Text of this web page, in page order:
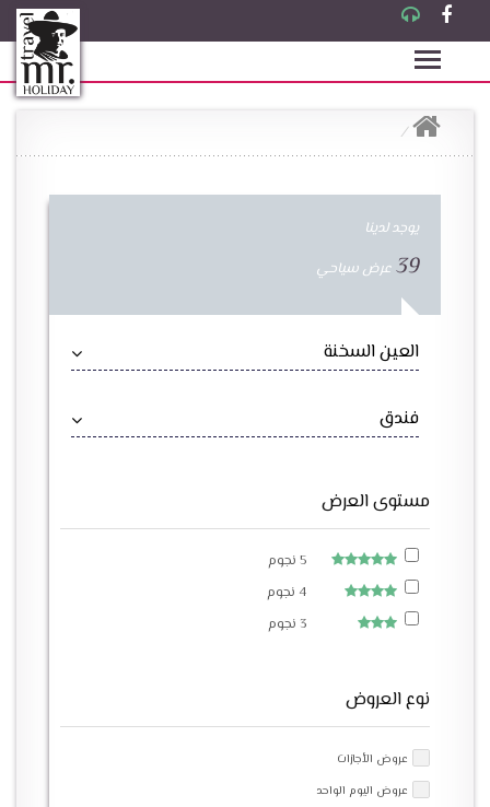
يوجد لدينا
39 عرض سياحي
العين السخنة
فندق
مستوى العرض
5 نجوم
4 نجوم
3 نجوم
نوع العروض
عروض الأجازات
عروض اليوم الواحد